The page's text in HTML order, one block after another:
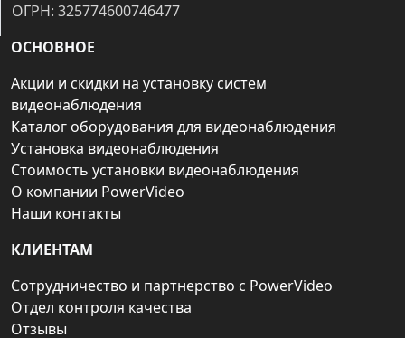
ОГРН: 325774600746477
ОСНОВНОЕ
Акции и скидки на установку систем
видеонаблюдения
Каталог оборудования для видеонаблюдения
Установка видеонаблюдения
Стоимость установки видеонаблюдения
О компании PowerVideo
Наши контакты
КЛИЕНТАМ
Сотрудничество и партнерство с PowerVideo
Отдел контроля качества
Отзывы